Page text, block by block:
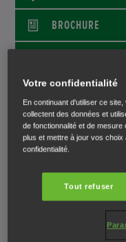
BROCHURE
ELLES
TOUS LES SOLS
Les fraises contre-
deux directions
Votre confidentialité
En continuant d'utiliser ce
collectent des données et
de fonctionnalité et de
plus et mettre à jour vos
confidentialité.
Tout refuser